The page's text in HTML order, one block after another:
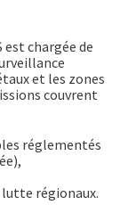
est chargée de
et les zones
couvrent
réglementés
lutte régionaux.